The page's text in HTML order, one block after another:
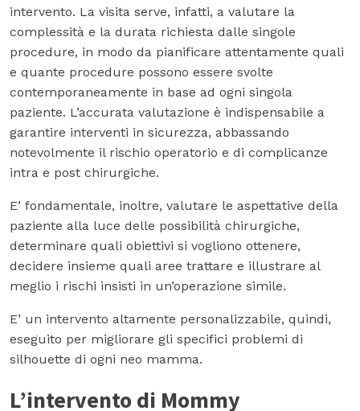
intervento. La visita serve, infatti, a valutare la
complessità e la durata richiesta dalle singole
procedure, in modo da pianificare attentamente quali
e quante procedure possono essere svolte
contemporaneamente in base ad ogni singola
paziente. L’accurata valutazione è indispensabile a
garantire interventi in sicurezza, abbassando
notevolmente il rischio operatorio e di complicanze
intra e post chirurgiche.
E’ fondamentale, inoltre, valutare le aspettative della
paziente alla luce delle possibilità chirurgiche,
determinare quali obiettivi si vogliono ottenere,
decidere insieme quali aree trattare e illustrare al
meglio i rischi insisti in un’operazione simile.
E’ un intervento altamente personalizzabile, quindi,
eseguito per migliorare gli specifici problemi di
silhouette di ogni neo mamma.
L’intervento di Mommy